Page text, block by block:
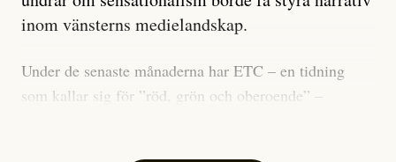
inom vänsterns medielandskap.
Under de senaste månaderna har ETC – en tidning
som kallar sig för ”röd, grön och oberoende” –